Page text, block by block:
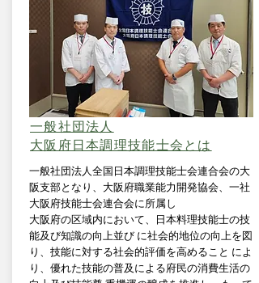
一般社団法人
大阪府日本調理技能士会とは
一般社団法人全国日本調理技能士会連合会の大
阪支部となり、大阪府職業能力開発協会、一社
大阪府技能士会連合会に所属し
大阪府の区域内において、日本料理技能士の技
能及び知識の向上並び に社会的地位の向上を図
り、技能に対する社会的評価を高めること によ
り、優れた技能の普及による府民の消費生活の